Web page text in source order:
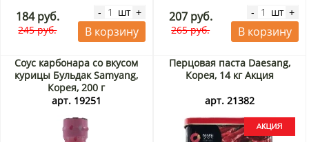
184 руб.
245 руб.
- шт +
В корзину
207 руб.
265 руб.
- шт +
В корзину
Соус карбонара со вкусом
курицы Бульдак Samyang,
Корея, 200 г
арт. 19251
Перцовая паста Daesang,
Корея, 14 кг Акция
арт. 21382